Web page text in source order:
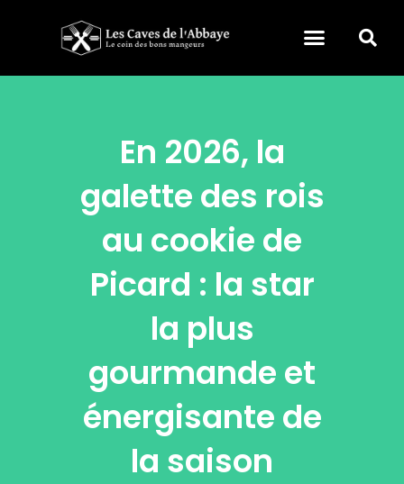
En 2026, la
galette des rois
au cookie de
Picard : la star
la plus
gourmande et
énergisante de
la saison